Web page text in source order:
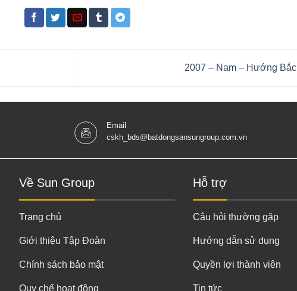
2007 – Nam – Hướng Bắc
Email
cskh_bds@batdongsansungroup.com.vn
Về Sun Group
Trang chủ
Giới thiệu Tập Đoàn
Chính sách bảo mật
Quy chế hoạt động
Hỗ trợ
Câu hỏi thường gặp
Hướng dẫn sử dụng
Quyền lợi thành viên
Tin tức